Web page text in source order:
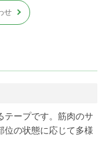
せ
テープです。筋肉のサ
位の状態に応じて多様